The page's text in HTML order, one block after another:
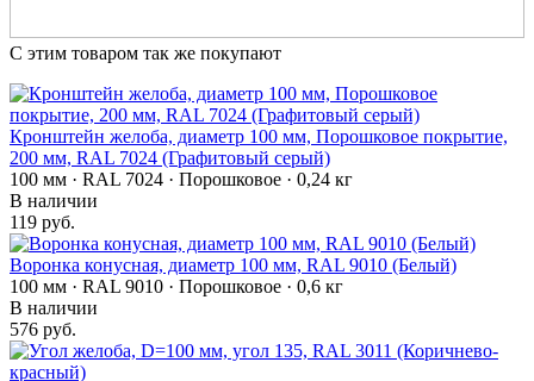
С этим товаром так же покупают
Кронштейн желоба, диаметр 100 мм, Порошковое покрытие,
200 мм, RAL 7024 (Графитовый серый)
100 мм · RAL 7024 · Порошковое · 0,24 кг
В наличии
119 руб.
Воронка конусная, диаметр 100 мм, RAL 9010 (Белый)
100 мм · RAL 9010 · Порошковое · 0,6 кг
В наличии
576 руб.